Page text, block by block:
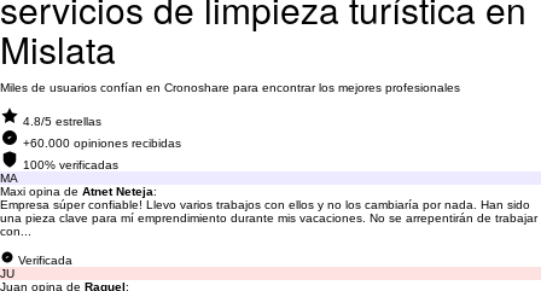
Mislata
Miles de usuarios confían en Cronoshare para encontrar los mejores profesionales
4.8/5 estrellas
+60.000 opiniones recibidas
100% verificadas
MA
Maxi opina de Atnet Neteja:
Empresa súper confiable! Llevo varios trabajos con ellos y no los cambiaría por nada. Han sido
una pieza clave para mí emprendimiento durante mis vacaciones. No se arrepentirán de trabajar
con...
Verificada
JU
Juan opina de Raquel: